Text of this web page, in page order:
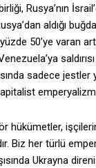
Rusya’nın
aldığı
50’ye varan
sadece jestler
hükümetler,
Biz her türlü
Ukrayna